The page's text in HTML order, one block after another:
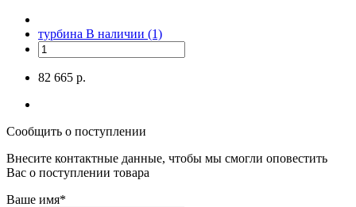
турбина В наличии (1)
82 665 р.
Сообщить о поступлении
Внесите контактные данные, чтобы мы смогли оповестить
Вас о поступлении товара
Ваше имя*